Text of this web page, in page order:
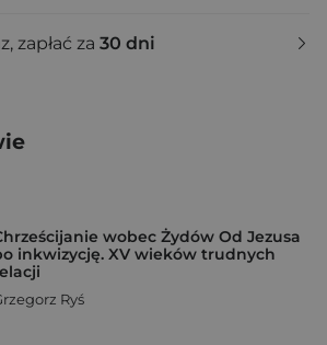
zapłać za 30 dni
wobec Żydów Od Jezusa
inkwizycję. XV wieków trudnych
Ryś